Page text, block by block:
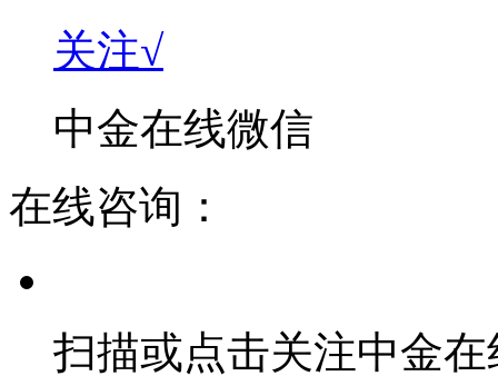
关注√
中金在线微信
在线咨询：
扫描或点击关注中金